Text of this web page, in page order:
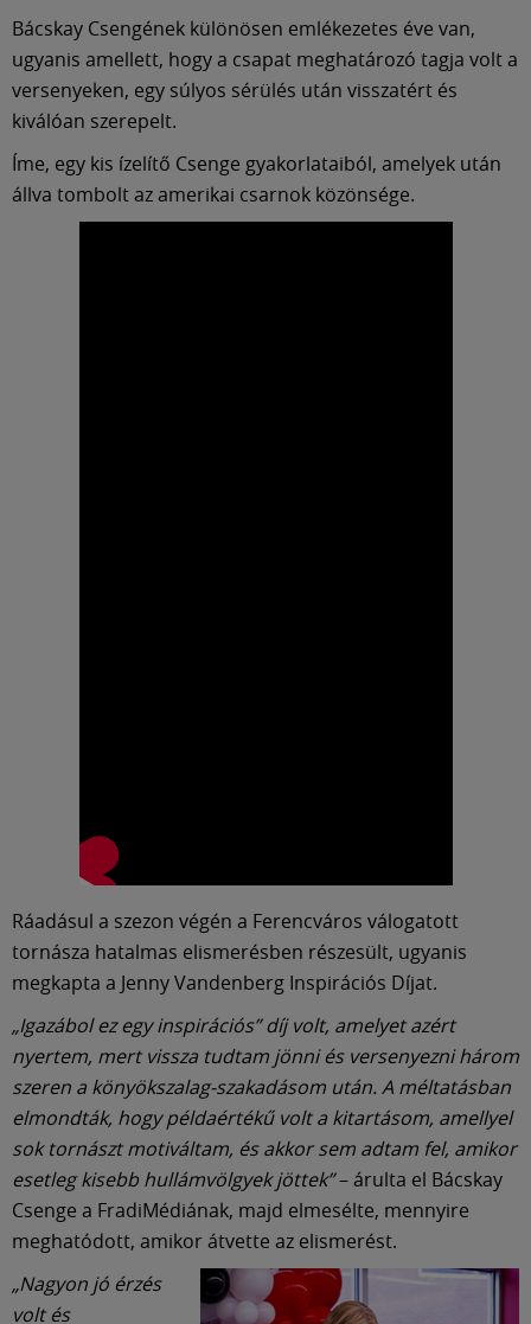
Bácskay Csengének különösen emlékezetes éve van,
ugyanis amellett, hogy a csapat meghatározó tagja volt a
versenyeken, egy súlyos sérülés után visszatért és
kiválóan szerepelt.
Íme, egy kis ízelítő Csenge gyakorlataiból, amelyek után
állva tombolt az amerikai csarnok közönsége.
Ráadásul a szezon végén a Ferencváros válogatott
tornásza hatalmas elismerésben részesült, ugyanis
megkapta a Jenny Vandenberg Inspirációs Díjat.
„Igazábol ez egy inspirációs” díj volt, amelyet azért
nyertem, mert vissza tudtam jönni és versenyezni három
szeren a könyökszalag-szakadásom után. A méltatásban
elmondták, hogy példaértékű volt a kitartásom, amellyel
sok tornászt motiváltam, és akkor sem adtam fel, amikor
esetleg kisebb hullámvölgyek jöttek”– árulta el Bácskay
Csenge a FradiMédiának, majd elmesélte, mennyire
meghatódott, amikor átvette az elismerést.
„Nagyon jó érzés
volt és